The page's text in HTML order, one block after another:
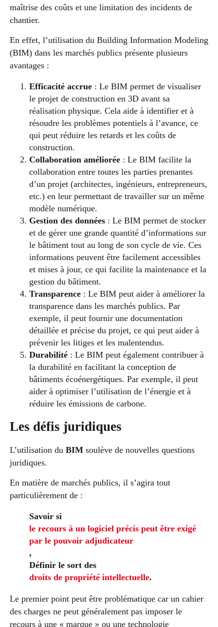
maîtrise des coûts et une limitation des incidents de
chantier.
En effet, l’utilisation du Building Information Modeling
(BIM) dans les marchés publics présente plusieurs
avantages :
Efficacité accrue : Le BIM permet de visualiser
le projet de construction en 3D avant sa
réalisation physique. Cela aide à identifier et à
résoudre les problèmes potentiels à l’avance, ce
qui peut réduire les retards et les coûts de
construction.
Collaboration améliorée : Le BIM facilite la
collaboration entre toutes les parties prenantes
d’un projet (architectes, ingénieurs, entrepreneurs,
etc.) en leur permettant de travailler sur un même
modèle numérique.
Gestion des données : Le BIM permet de stocker
et de gérer une grande quantité d’informations sur
le bâtiment tout au long de son cycle de vie. Ces
informations peuvent être facilement accessibles
et mises à jour, ce qui facilite la maintenance et la
gestion du bâtiment.
Transparence : Le BIM peut aider à améliorer la
transparence dans les marchés publics. Par
exemple, il peut fournir une documentation
détaillée et précise du projet, ce qui peut aider à
prévenir les litiges et les malentendus.
Durabilité : Le BIM peut également contribuer à
la durabilité en facilitant la conception de
bâtiments écoénergétiques. Par exemple, il peut
aider à optimiser l’utilisation de l’énergie et à
réduire les émissions de carbone.
Les défis juridiques
L’utilisation du BIM soulève de nouvelles questions
juridiques.
En matière de marchés publics, il s’agira tout
particulièrement de :
Savoir si
le recours à un logiciel précis peut être exigé
par le pouvoir adjudicateur
,
Définir le sort des
droits de propriété intellectuelle.
Le premier point peut être problématique car un cahier
des charges ne peut généralement pas imposer le
recours à une « marque » ou une technologie